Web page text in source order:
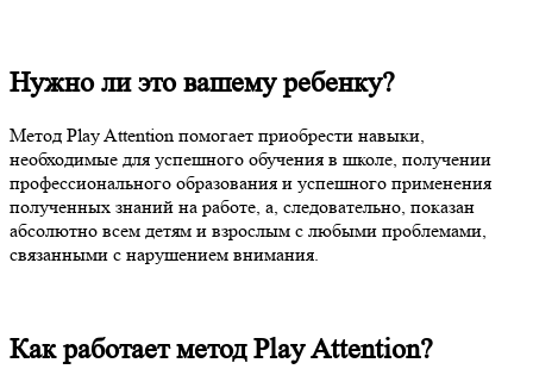
Нужно ли это вашему ребенку?
Метод Play Attention помогает приобрести навыки,
необходимые для успешного обучения в школе, получении
профессионального образования и успешного применения
полученных знаний на работе, а, следовательно, показан
абсолютно всем детям и взрослым с любыми проблемами,
связанными с нарушением внимания.
Как работает метод Play Attention?